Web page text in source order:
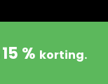
15 % korting.